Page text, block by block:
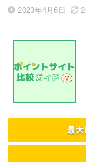
2023年4月6日
最